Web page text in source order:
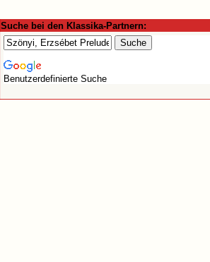
Suche bei den Klassika-Partnern:
Benutzerdefinierte Suche